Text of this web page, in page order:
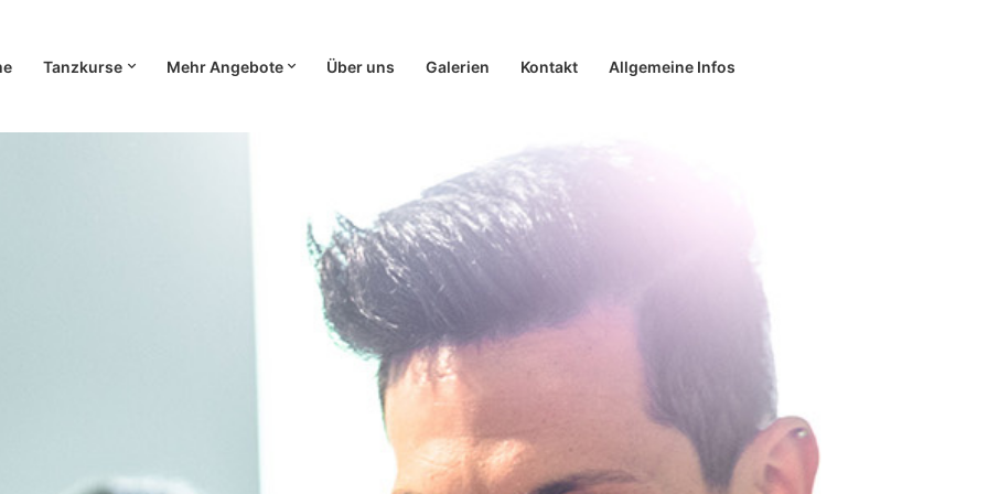
Tanzkurse Mehr Angebote Über uns Galerien Kontakt Allgemeine Infos